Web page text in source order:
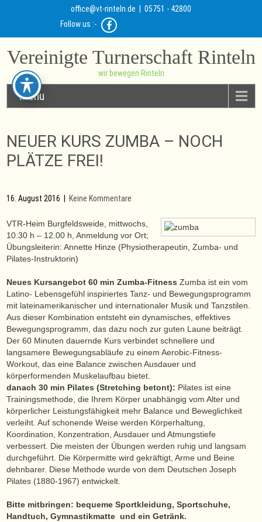
office@vt-rinteln.de | 05751 - 42800
Follow us :-
Vereinigte Turnerschaft Rinteln
wir bewegen Rinteln
Menu
NEUER KURS ZUMBA – NOCH
PLÄTZE FREI!
16. August 2016 Keine Kommentare
VTR-Heim Burgfeldsweide, mittwochs,
10.30 h – 12.00 h, Anmeldung vor Ort;
Übungsleiterin: Annette Hinze (Physiotherapeutin, Zumba- und
Pilates-Instruktorin)
Neues Kursangebot 60 min Zumba-Fitness Zumba ist ein vom
Latino- Lebensgefühl inspiriertes Tanz- und Bewegungsprogramm
mit lateinamerikanischer und internationaler Musik und Tanzstilen.
Aus dieser Kombination entsteht ein dynamisches, effektives
Bewegungsprogramm, das dazu noch zur guten Laune beiträgt.
Der 60 Minuten dauernde Kurs verbindet schnellere und
langsamere Bewegungsabläufe zu einem Aerobic-Fitness-
Workout, das eine Balance zwischen Ausdauer und
körperformenden Muskelaufbau bietet.
danach 30 min Pilates (Stretching betont): Pilates ist eine
Trainingsmethode, die Ihrem Körper unabhängig vom Alter und
körperlicher Leistungsfähigkeit mehr Balance und Beweglichkeit
verleiht. Auf schonende Weise werden Körperhaltung,
Koordination, Konzentration, Ausdauer und Atmungstiefe
verbessert. Die meisten der Übungen werden ruhig und langsam
durchgeführt. Die Körpermitte wird gekräftigt, Arme und Beine
dehnbarer. Diese Methode wurde von dem Deutschen Joseph
Pilates (1880-1967) entwickelt.
Bitte mitbringen: bequeme Sportkleidung, Sportschuhe,
Handtuch, Gymnastikmatte und ein Getränk.